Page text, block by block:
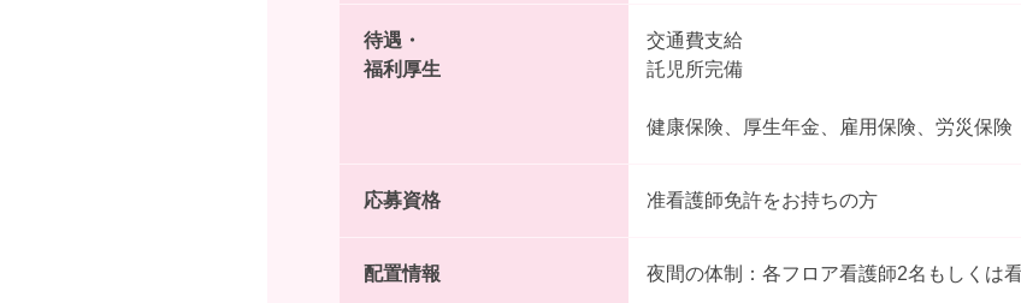
待遇・
福利厚生
交通費支給
託児所完備
健康保険、厚生年金、雇用保険、労災保険
応募資格 准看護師免許をお持ちの方
配置情報 夜間の体制：各フロア看護師2名もしくは